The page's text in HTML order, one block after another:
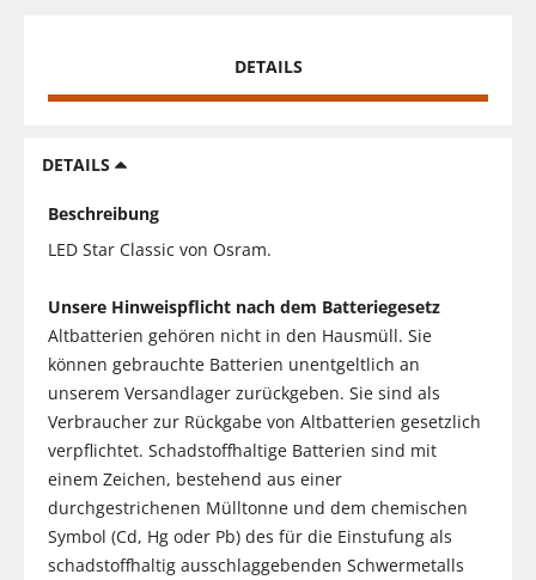
DETAILS
DETAILS
Beschreibung
LED Star Classic von Osram.
Unsere Hinweispflicht nach dem Batteriegesetz
Altbatterien gehören nicht in den Hausmüll. Sie
können gebrauchte Batterien unentgeltlich an
unserem Versandlager zurückgeben. Sie sind als
Verbraucher zur Rückgabe von Altbatterien gesetzlich
verpflichtet. Schadstoffhaltige Batterien sind mit
einem Zeichen, bestehend aus einer
durchgestrichenen Mülltonne und dem chemischen
Symbol (Cd, Hg oder Pb) des für die Einstufung als
schadstoffhaltig ausschlaggebenden Schwermetalls